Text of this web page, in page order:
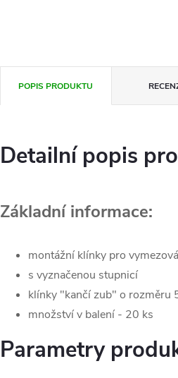
POPIS PRODUKTU
Detailní popis
Základní informace:
montážní klínky pro
s vyznačenou stupnicí
klínky "kančí zub" o
množství v balení - 20 ks
Parametry